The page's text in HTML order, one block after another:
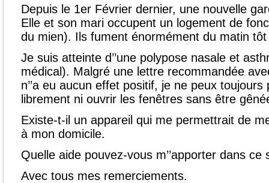
Depuis le 1er Février dernier, une nouvelle
Elle et son mari occupent un logement de
du mien). Ils fument énormément du matin
Je suis atteinte d’’une polypose nasale et
médical). Malgré une lettre recommandée
n’’a eu aucun effet positif, je ne peux
librement ni ouvrir les fenêtres sans être
Existe-t-il un appareil qui me permettrait de
à mon domicile.
Quelle aide pouvez-vous m’’apporter dans ce
Avec tous mes remerciements.